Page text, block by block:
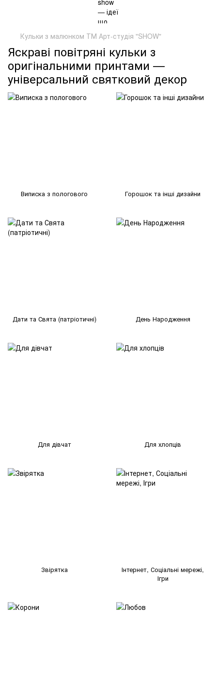
Кульки з малюнком ТМ Арт-студія "SHOW"
Яскраві повітряні кульки з
оригінальними принтами —
універсальний святковий декор
Виписка з пологового Горошок та інші дизайни
Дати та Свята (патріотичні) День Народження
Для дівчат Для хлопців
Звірятка
Інтернет, Соціальні мережі,
Ігри